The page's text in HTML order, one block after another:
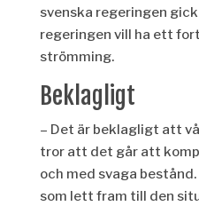
svenska regeringen
regeringen vill ha ett
strömming.
Beklagligt
– Det är beklagligt att
tror att det går att
och med svaga
som lett fram till den